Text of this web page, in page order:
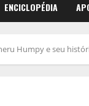
ENCICLOPÉDIA
Humpy e seu